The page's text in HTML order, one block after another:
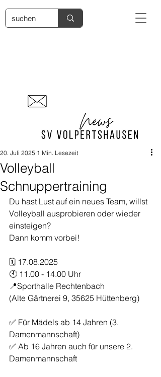
Volleyball
Schnuppertraining
20. Juli 2025 1 Min. Lesezeit
Du hast Lust auf ein neues Team, willst
Volleyball ausprobieren oder wieder
einsteigen?
Dann komm vorbei!
🗓 17.08.2025
🕙 11.00 - 14.00 Uhr
📍Sporthalle Rechtenbach
(Alte Gärtnerei 9, 35625 Hüttenberg)
✅️ Für Mädels ab 14 Jahren (3.
Damenmannschaft)
✅️ Ab 16 Jahren auch für unsere 2.
Damenmannschaft